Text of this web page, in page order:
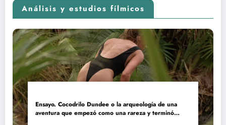
Análisis y estudios fílmicos
Ensayo. Cocodrilo Dundee o la arqueología de una
aventura que empezó como una rareza y terminó